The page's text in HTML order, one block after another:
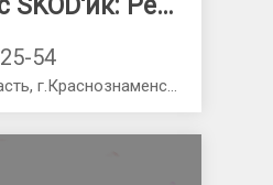
Автосервис SKOD'ик: Ремонт SKODA,VW,AUDI
54
Московская область, г.Краснознаменск ГК Кама. Схема проезда на карте